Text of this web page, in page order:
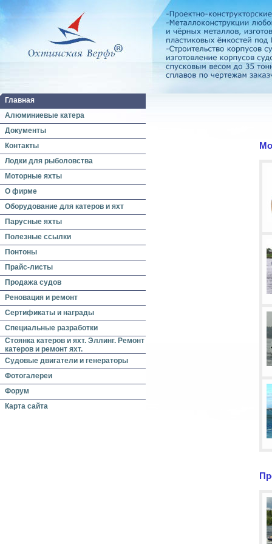
Главная
Алюминиевые катера
Документы
Контакты
Лодки для рыболовства
Моторные яхты
О фирме
Оборудование для катеров и яхт
Парусные яхты
Полезные ссылки
Понтоны
Прайс-листы
Продажа судов
Реновация и ремонт
Сертификаты и награды
Специальные разработки
Стоянка катеров и яхт. Эллинг. Ремонт
катеров и ремонт яхт.
Судовые двигатели и генераторы
Фотогалереи
Форум
Карта сайта